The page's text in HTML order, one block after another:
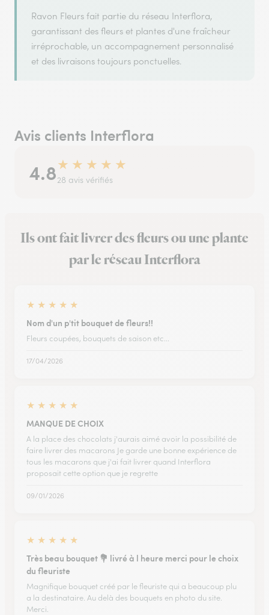
Ravon Fleurs fait partie du réseau Interflora,
garantissant des fleurs et plantes d'une fraîcheur
irréprochable, un accompagnement personnalisé
et des livraisons toujours ponctuelles.
Avis clients Interflora
4.8★ ★ ★ ★ ★
28 avis vérifiés
Ils ont fait livrer des fleurs ou une plante
par le réseau Interflora
★ ★ ★ ★ ★
Nom d'un p'tit bouquet de fleurs!!
Fleurs coupées, bouquets de saison etc...
17/04/2026
★ ★ ★ ★ ★
MANQUE DE CHOIX
A la place des chocolats j'aurais aimé avoir la possibilité de
faire livrer des macarons Je garde une bonne expérience de
tous les macarons que j'ai fait livrer quand Interflora
proposait cette option que je regrette
09/01/2026
★ ★ ★ ★ ★
Très beau bouquet 💐 livré à l heure merci pour le choix
du fleuriste
Magnifique bouquet créé par le fleuriste qui a beaucoup plu
a la destinataire. Au delà des bouquets en photo du site.
Merci.